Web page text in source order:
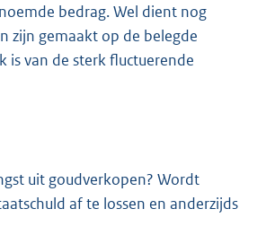
bedrag. Wel dient nog
zijn gemaakt op de belegde
van de sterk fluctuerende
uit goudverkopen? Wordt
af te lossen en anderzijds